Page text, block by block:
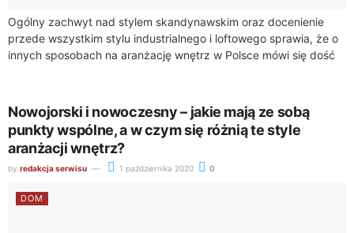
Ogólny zachwyt nad stylem skandynawskim oraz docenienie
przede wszystkim stylu industrialnego i loftowego sprawia, że o
innych sposobach na aranżację wnętrz w Polsce mówi się dość
Nowojorski i nowoczesny – jakie mają ze sobą
punkty wspólne, a w czym się różnią te style
aranżacji wnętrz?
by redakcja serwisu 1 października 2020 0
DOM